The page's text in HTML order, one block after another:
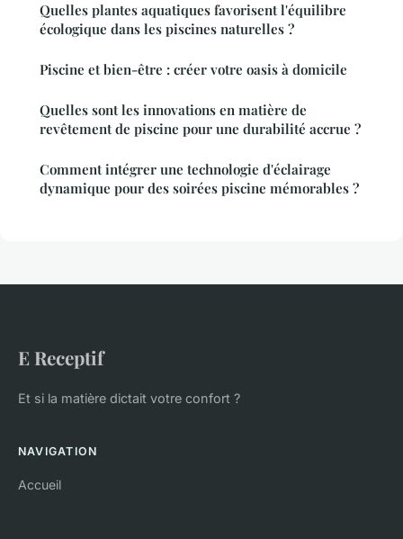
Quelles plantes aquatiques favorisent l'équilibre
écologique dans les piscines naturelles ?
Piscine et bien-être : créer votre oasis à domicile
Quelles sont les innovations en matière de
revêtement de piscine pour une durabilité accrue ?
Comment intégrer une technologie d'éclairage
dynamique pour des soirées piscine mémorables ?
E Receptif
Et si la matière dictait votre confort ?
NAVIGATION
Accueil